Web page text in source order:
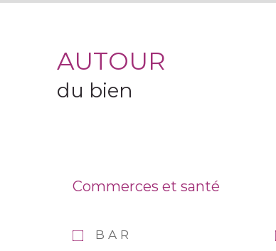
AUTOUR
du bien
Commerces et santé
BAR